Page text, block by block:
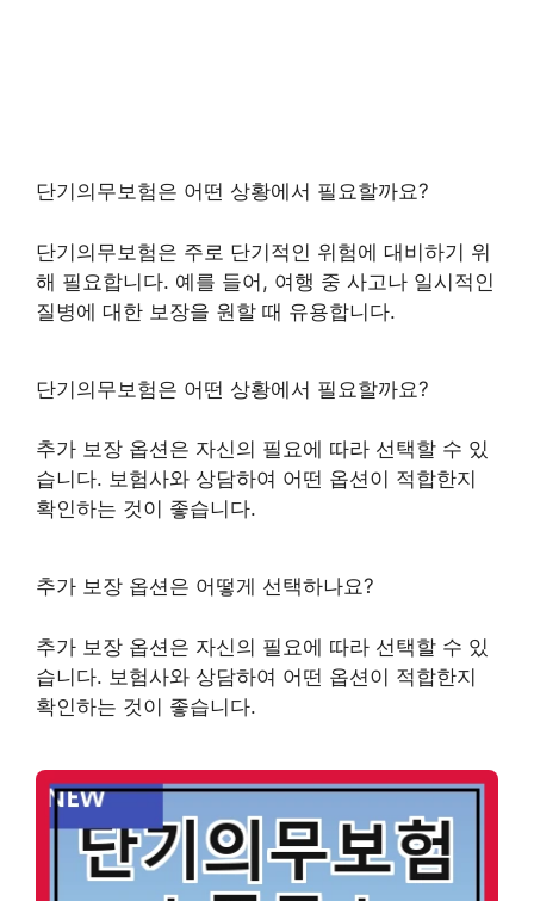
단기의무보험은 어떤 상황에서 필요할까요?
단기의무보험은 주로 단기적인 위험에 대비하기 위
해 필요합니다. 예를 들어, 여행 중 사고나 일시적인
질병에 대한 보장을 원할 때 유용합니다.
단기의무보험은 어떤 상황에서 필요할까요?
추가 보장 옵션은 자신의 필요에 따라 선택할 수 있
습니다. 보험사와 상담하여 어떤 옵션이 적합한지
확인하는 것이 좋습니다.
추가 보장 옵션은 어떻게 선택하나요?
추가 보장 옵션은 자신의 필요에 따라 선택할 수 있
습니다. 보험사와 상담하여 어떤 옵션이 적합한지
확인하는 것이 좋습니다.